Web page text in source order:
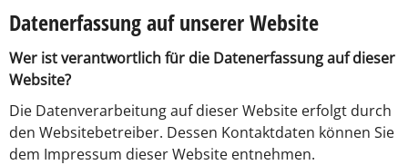
Datenerfassung auf unserer Website
Wer ist verantwortlich für die Datenerfassung auf dieser
Website?
Die Datenverarbeitung auf dieser Website erfolgt durch
den Websitebetreiber. Dessen Kontaktdaten können Sie
dem Impressum dieser Website entnehmen.